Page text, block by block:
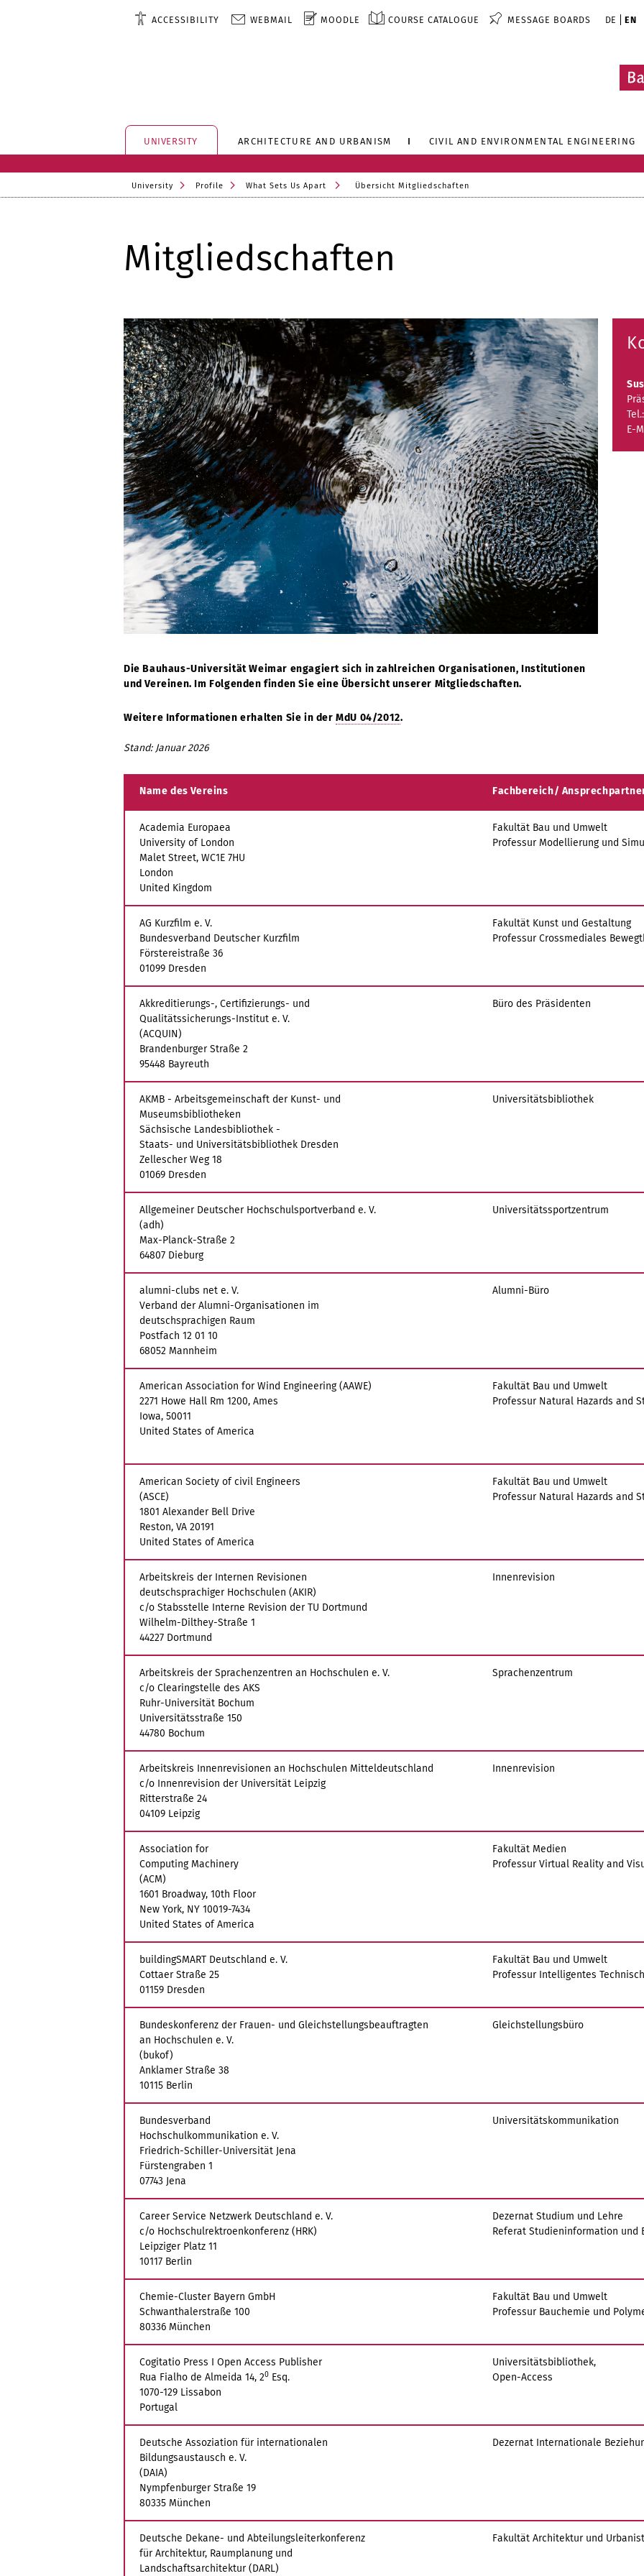
ACCESSIBILITY WEBMAIL MOODLE COURSE CATALOGUE MESSAGE BOARDS DE EN
UNIVERSITY ARCHITECTURE AND URBANISM CIVIL AND ENVIRONMENTAL ENGINEERING
University Profile What Sets Us Apart Übersicht Mitgliedschaften
Mitgliedschaften
Die Bauhaus-Universität Weimar engagiert sich in zahlreichen Organisationen, Institutionen
und Vereinen. Im Folgenden finden Sie eine Übersicht unserer Mitgliedschaften.
Weitere Informationen erhalten Sie in derMdU 04/2012.
Stand: Januar 2026
E-
Name des Vereins Fachbereich/
Academia Europaea
University of London
Malet Street, WC1E 7HU
London
United Kingdom
Fakultät Bau und Umwelt
Professur Modellierung und
AG Kurzfilm e. V.
Bundesverband Deutscher Kurzfilm
Förstereistraße 36
01099 Dresden
Fakultät Kunst und Gestaltung
Professur Crossmediales
Akkreditierungs-, Certifizierungs- und
Qualitätssicherungs-Institut e. V.
(ACQUIN)
Brandenburger Straße 2
95448 Bayreuth
Büro des Präsidenten
AKMB - Arbeitsgemeinschaft der Kunst- und
Museumsbibliotheken
Sächsische Landesbibliothek -
Staats- und Universitätsbibliothek Dresden
Zellescher Weg 18
01069 Dresden
Universitätsbibliothek
Allgemeiner Deutscher Hochschulsportverband e. V.
(adh)
Max-Planck-Straße 2
64807 Dieburg
Universitätssportzentrum
alumni-clubs net e. V.
Verband der Alumni-Organisationen im
deutschsprachigen Raum
Postfach 12 01 10
68052 Mannheim
Alumni-Büro
American Association for Wind Engineering (AAWE)
2271 Howe Hall Rm 1200, Ames
Iowa, 50011
United States of America
Fakultät Bau und Umwelt
Professur Natural Hazards and
American Society of civil Engineers
(ASCE)
1801 Alexander Bell Drive
Reston, VA 20191
United States of America
Fakultät Bau und Umwelt
Professur Natural Hazards and
Arbeitskreis der Internen Revisionen
deutschsprachiger Hochschulen (AKIR)
c/o Stabsstelle Interne Revision der TU Dortmund
Wilhelm-Dilthey-Straße 1
44227 Dortmund
Innenrevision
Arbeitskreis der Sprachenzentren an Hochschulen e. V.
c/o Clearingstelle des AKS
Ruhr-Universität Bochum
Universitätsstraße 150
44780 Bochum
Sprachenzentrum
Arbeitskreis Innenrevisionen an Hochschulen Mitteldeutschland
c/o Innenrevision der Universität Leipzig
Ritterstraße 24
04109 Leipzig
Innenrevision
Association for
Computing Machinery
(ACM)
1601 Broadway, 10th Floor
New York, NY 10019-7434
United States of America
Fakultät Medien
Professur Virtual Reality and
buildingSMART Deutschland e. V.
Cottaer Straße 25
01159 Dresden
Fakultät Bau und Umwelt
Professur Intelligentes
Bundeskonferenz der Frauen- und Gleichstellungsbeauftragten
an Hochschulen e. V.
(bukof)
Anklamer Straße 38
10115 Berlin
Gleichstellungsbüro
Bundesverband
Hochschulkommunikation e. V.
Friedrich-Schiller-Universität Jena
Fürstengraben 1
07743 Jena
Universitätskommunikation
Career Service Netzwerk Deutschland e. V.
c/o Hochschulrektroenkonferenz (HRK)
Leipziger Platz 11
10117 Berlin
Dezernat Studium und Lehre
Referat Studieninformation und
Chemie-Cluster Bayern GmbH
Schwanthalerstraße 100
80336 München
Fakultät Bau und Umwelt
Professur Bauchemie und
Cogitatio Press I Open Access Publisher
Rua Fialho de Almeida 14, 20 Esq.
1070-129 Lissabon
Portugal
Universitätsbibliothek,
Open-Access
Deutsche Assoziation für internationalen
Bildungsaustausch e. V.
(DAIA)
Nympfenburger Straße 19
80335 München
Dezernat Internationale
Deutsche Dekane- und Abteilungsleiterkonferenz
für Architektur, Raumplanung und
Landschaftsarchitektur (DARL)
Fakultät Architektur und